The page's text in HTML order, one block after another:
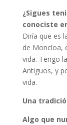
¿Sigues
conociste
Diría que es
de Moncloa,
vida. Tengo
Antiguos, y
vida.
Una
Algo que